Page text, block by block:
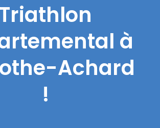
Triathlon
à
Achard
!